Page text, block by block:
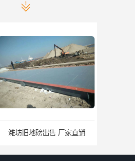
销